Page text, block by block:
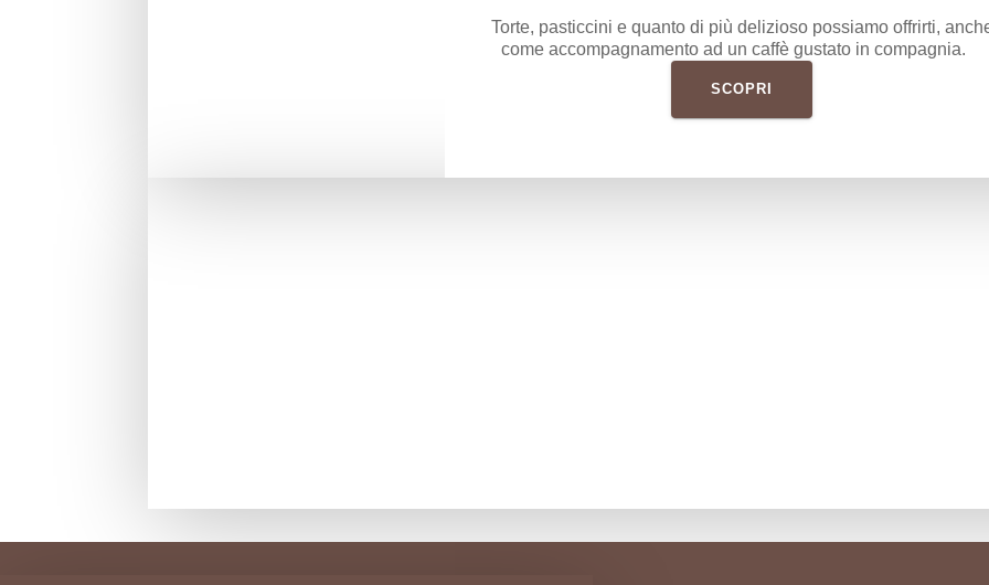
Torte, pasticcini e quanto di più delizioso possiamo offrirti,
come accompagnamento ad un caffè gustato in compagnia.
SCOPRI